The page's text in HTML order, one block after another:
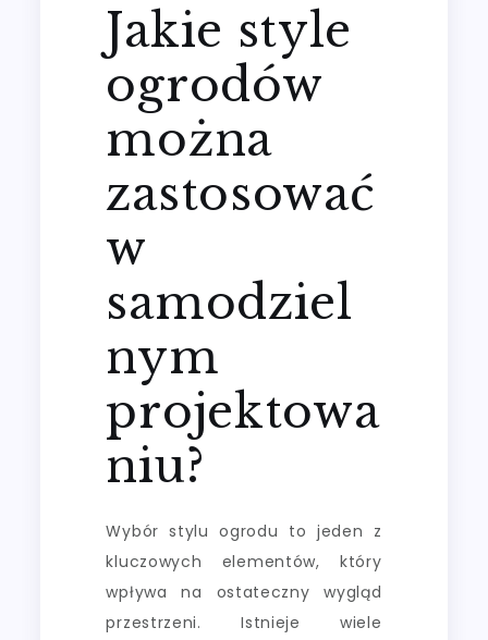
Jakie style
ogrodów
można
zastosować
w
samodziel
nym
projektowa
niu?
Wybór stylu ogrodu to jeden z
kluczowych elementów, który
wpływa na ostateczny wygląd
przestrzeni. Istnieje wiele